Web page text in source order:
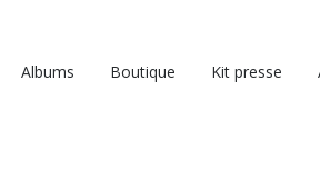
Albums Boutique Kit presse